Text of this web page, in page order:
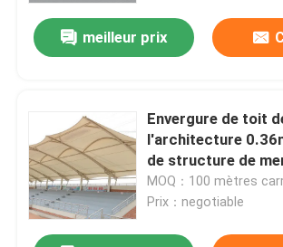
meilleur prix
Envergure de toit
l'architecture
de structure de
tension de Q235B
MOQ：100 mètres
Prix：negotiable